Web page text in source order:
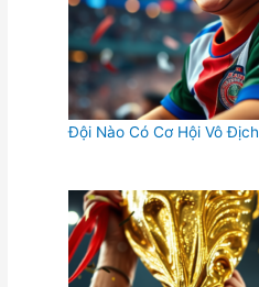
Đội Nào Có Cơ Hội Vô